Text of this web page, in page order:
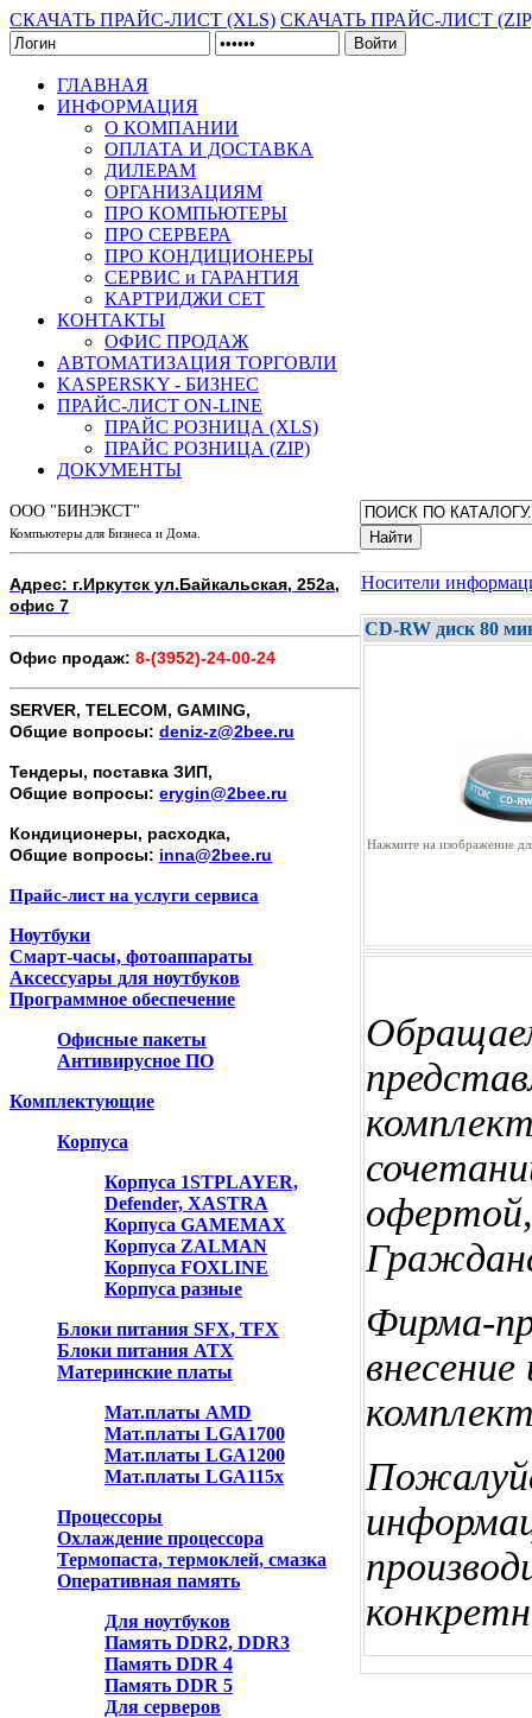
СКАЧАТЬ ПРАЙС-ЛИСТ (XLS) СКАЧАТЬ ПРАЙС-ЛИСТ
Войти
ГЛАВНАЯ
ИНФОРМАЦИЯ
О КОМПАНИИ
ОПЛАТА И ДОСТАВКА
ДИЛЕРАМ
ОРГАНИЗАЦИЯМ
ПРО КОМПЬЮТЕРЫ
ПРО СЕРВЕРА
ПРО КОНДИЦИОНЕРЫ
СЕРВИС и ГАРАНТИЯ
КАРТРИДЖИ CET
КОНТАКТЫ
ОФИС ПРОДАЖ
АВТОМАТИЗАЦИЯ ТОРГОВЛИ
KASPERSKY - БИЗНЕС
ПРАЙС-ЛИСТ ON-LINE
ПРАЙС РОЗНИЦА (XLS)
ПРАЙС РОЗНИЦА (ZIP)
ДОКУМЕНТЫ
ООО "БИНЭКСТ"
Компьютеры для Бизнеса и Дома.
Адрес: г.Иркутск ул.Байкальская, 252а,
офис 7
Офис продаж: 8-(3952)-24-00-24
SERVER, TELECOM, GAMING,
Общие вопросы: deniz-z@2bee.ru
Тендеры, поставка ЗИП,
Общие вопросы: erygin@2bee.ru
Кондиционеры, расходка,
Общие вопросы: inna@2bee.ru
Прайс-лист на услуги сервиса
Ноутбуки
Смарт-часы, фотоаппараты
Аксессуары для ноутбуков
Программное обеспечение
Офисные пакеты
Антивирусное ПО
Комплектующие
Корпуса
Корпуса 1STPLAYER,
Defender, XASTRA
Корпуса GAMEMAX
Корпуса ZALMAN
Корпуса FOXLINE
Корпуса разные
Блоки питания SFX, TFX
Блоки питания ATX
Материнские платы
Мат.платы AMD
Мат.платы LGA1700
Мат.платы LGA1200
Мат.платы LGA115x
Процессоры
Охлаждение процессора
Термопаста, термоклей, смазка
Оперативная память
Для ноутбуков
Память DDR2, DDR3
Память DDR 4
Память DDR 5
Для серверов
Найти
Носители
CD-RW диск 80
Нажмите на изображение
Фирма-